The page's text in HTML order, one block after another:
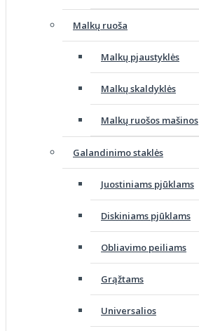
Malkų ruoša
Malkų pjaustyklės
Malkų skaldyklės
Malkų ruošos mašinos
Galandinimo staklės
Juostiniams pjūklams
Diskiniams pjūklams
Obliavimo peiliams
Grąžtams
Universalios